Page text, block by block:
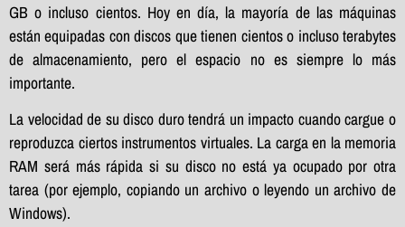
GB o incluso cientos. Hoy en día, la mayoría de las máquinas
están equipadas con discos que tienen cientos o incluso terabytes
de almacenamiento, pero el espacio no es siempre lo más
importante.
La velocidad de su disco duro tendrá un impacto cuando cargue o
reproduzca ciertos instrumentos virtuales. La carga en la memoria
RAM será más rápida si su disco no está ya ocupado por otra
tarea (por ejemplo, copiando un archivo o leyendo un archivo de
Windows).